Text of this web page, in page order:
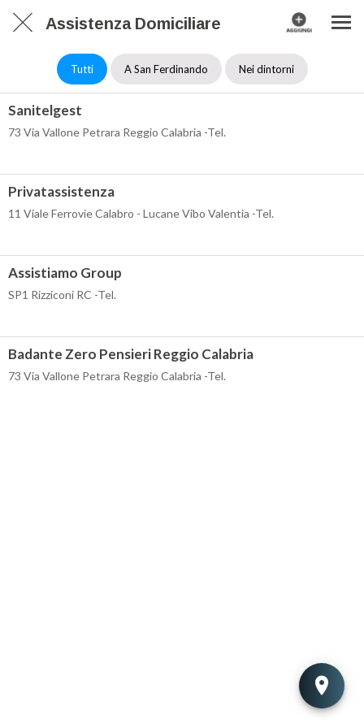
Assistenza Domiciliare
Tutti A San Ferdinando Nei dintorni
Sanitelgest
73 Via Vallone Petrara Reggio Calabria -Tel.
Privatassistenza
11 Viale Ferrovie Calabro - Lucane Vibo Valentia -Tel.
Assistiamo Group
SP1 Rizziconi RC -Tel.
Badante Zero Pensieri Reggio Calabria
73 Via Vallone Petrara Reggio Calabria -Tel.